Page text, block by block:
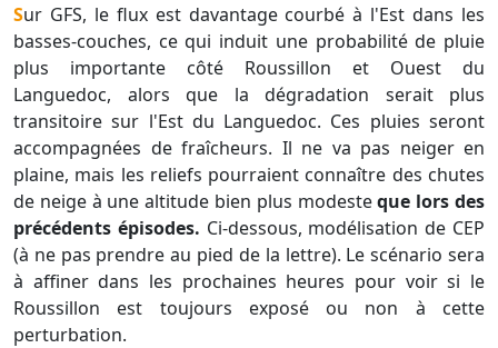
Sur GFS, le flux est davantage courbé à l'Est dans les
basses-couches, ce qui induit une probabilité de pluie
plus importante côté Roussillon et Ouest du
Languedoc, alors que la dégradation serait plus
transitoire sur l'Est du Languedoc. Ces pluies seront
accompagnées de fraîcheurs. Il ne va pas neiger en
plaine, mais les reliefs pourraient connaître des chutes
de neige à une altitude bien plus modesteque lors des
précédents épisodes. Ci-dessous, modélisation de CEP
(à ne pas prendre au pied de la lettre). Le scénario sera
à affiner dans les prochaines heures pour voir si le
Roussillon est toujours exposé ou non à cette
perturbation.